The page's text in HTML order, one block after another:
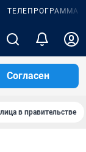
ТЕЛЕПРОГРАММА
Согласен
в правительстве